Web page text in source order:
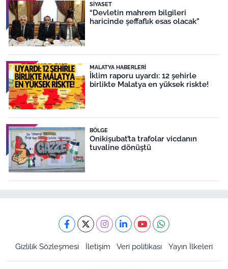
SIYASET
“Devletin mahrem bilgileri
haricinde şeffaflık esas olacak”
MALATYA HABERLERI
İklim raporu uyardı: 12 şehirle
birlikte Malatya en yüksek riskte!
BÖLGE
Onikişubat’ta trafolar vicdanın
tuvaline dönüştü
Gizlilik Sözleşmesi İletişim Veri politikası Yayın İlkeleri